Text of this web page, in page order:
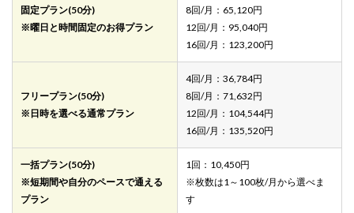
固定プラン(50分)
※曜日と時間固定のお得プラン
8回/月：65,120円
12回/月：95,040円
16回/月：123,200円
フリープラン(50分)
※日時を選べる通常プラン
4回/月：36,784円
8回/月：71,632円
12回/月：104,544円
16回/月：135,520円
一括プラン(50分)
※短期間や自分のペースで通える
プラン
1回：10,450円
※枚数は1～100枚/月から選べま
す